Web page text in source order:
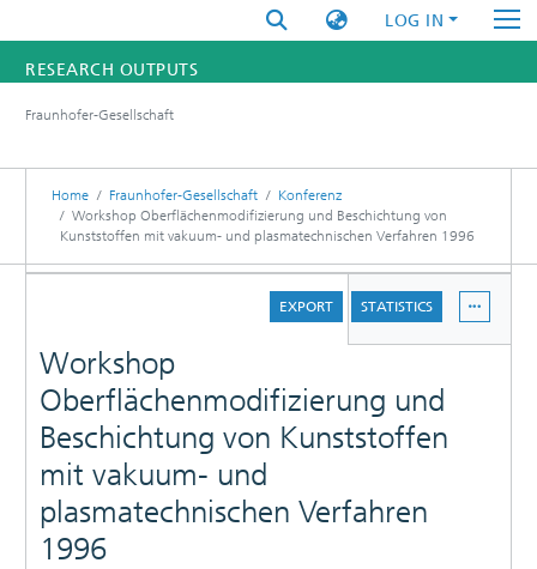
LOG IN
RESEARCH OUTPUTS
RESEARCHERS
INSTITUTES
Fraunhofer-Gesellschaft
Home Fraunhofer-Gesellschaft
Konferenz
Workshop Oberflächenmodifizierung und Beschichtung von
Kunststoffen mit vakuum- und plasmatechnischen Verfahren 1996
EXPORT
STATISTICS
Workshop
Oberflächenmodifizierung und
Beschichtung von Kunststoffen
mit vakuum- und
plasmatechnischen Verfahren
1996